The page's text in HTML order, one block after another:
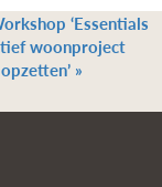
‘Essentials
woonproject
opzetten’ »